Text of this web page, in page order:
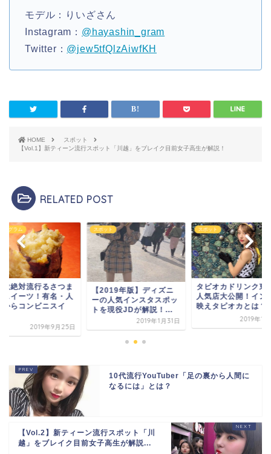
モデル：りいざさん
Instagram： @hayashin_gram
Twitter： @jew5tfQlzAiwfKH
HOME
スポット
【Vol.1】新ティーン流行スポット「川越」をブレイク目前女子高生が解説！
RELATED POST
年版】ディズニ
人気インスタスポッ
現役JDが解説！...
スポット
タピオカドリンク東京の
人気店大公開！インスタ
映えタピオカとは？
2019年1月25日
インスタグラム
この秋絶対流行るさ
いもスイーツ！有名
気店からコンビニス
2019年9
10代流行YouTuber「足の裏から人間に
なるには」とは？
【Vol.2】新ティーン流行スポット「川
越」をブレイク目前女子高生が解説...